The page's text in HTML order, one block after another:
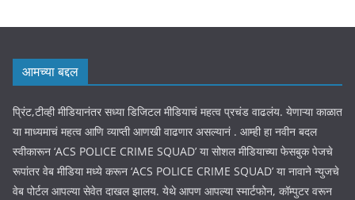
आमच्या बद्दल
प्रिंट,टीव्ही मीडियानंतर सध्या डिजिटल मीडियाचं महत्व प्रचंड वाढलंय. येणाऱ्या काळात
या माध्यमाचं महत्व आणि व्याप्ती आणखी वाढणार असल्यानं . आम्ही हा नवीन बदल
स्वीकारून ‘ACS POLICE CRIME SQUAD’ या सोशल मीडियाच्या फेसबुक पेजचे
रूपांतर वेब मीडिया मध्ये करून ‘ACS POLICE CRIME SQUAD’ या नावाने न्युजचे
वेब पोर्टल आपल्या सेवेत दाखल झालय. येथे आपण आपल्या स्मार्टफोन, कॉम्पुटर वरून